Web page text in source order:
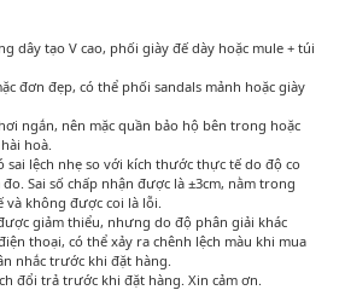
dây tạo V cao, phối giày đế dày hoặc mule + túi
đơn đẹp, có thể phối sandals mảnh hoặc giày
ngắn, nên mặc quần bảo hộ bên trong hoặc
hoà.
sai lệch nhẹ so với kích thước thực tế do độ co
Sai số chấp nhận được là ±3cm, nằm trong
và không được coi là lỗi.
giảm thiểu, nhưng do độ phân giải khác
thoại, có thể xảy ra chênh lệch màu khi mua
nhắc trước khi đặt hàng.
đổi trả trước khi đặt hàng. Xin cảm ơn.